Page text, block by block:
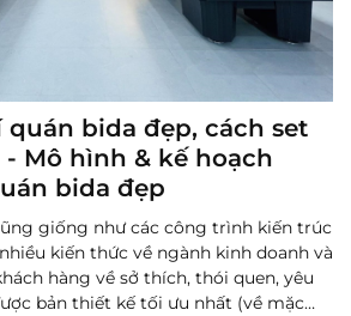
quán bida đẹp, cách set
Mô hình & kế hoạch
bida đẹp
giống như các công trình kiến trúc
kiến thức về ngành kinh doanh và
hàng về sở thích, thói quen, yêu
bản thiết kế tối ưu nhất (về mặc